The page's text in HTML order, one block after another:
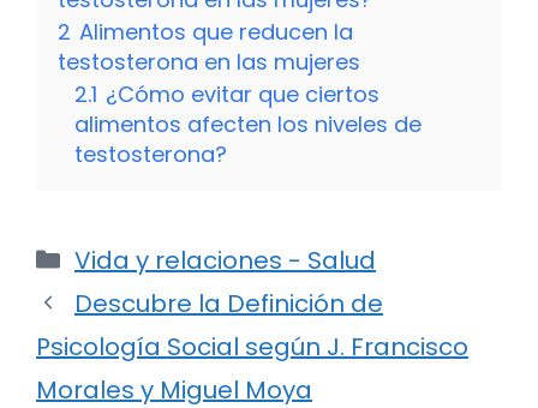
2 Alimentos que reducen la
testosterona en las mujeres
2.1 ¿Cómo evitar que ciertos
alimentos afecten los niveles de
testosterona?
Categorías
Vida y relaciones - Salud
Descubre la Definición de
Psicología Social según J. Francisco
Morales y Miguel Moya